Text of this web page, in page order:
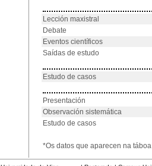
Lección maxistral
Debate
Eventos científicos
Saídas de estudo
Estudo de casos
Presentación
Observación sistemática
Estudo de casos
*Os datos que aparecen na